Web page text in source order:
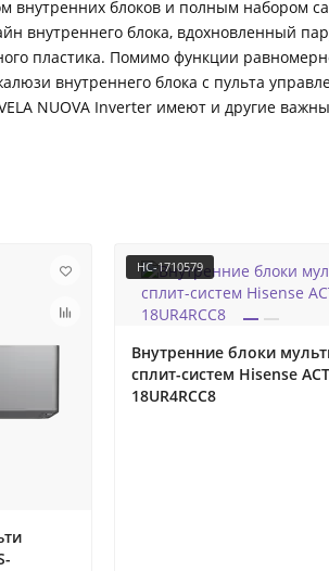
внутренних блоков и полным набором
внутреннего блока, вдохновленный
пластика. Помимо функции
внутреннего блока с пульта
NUOVA Inverter имеют и другие
НС-1710579
Внутренние блоки
сплит-систем Hisense
18UR4RCC8